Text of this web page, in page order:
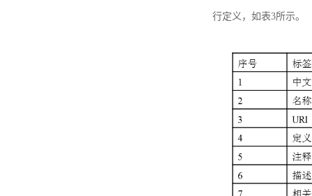
行定义，如表3所示。